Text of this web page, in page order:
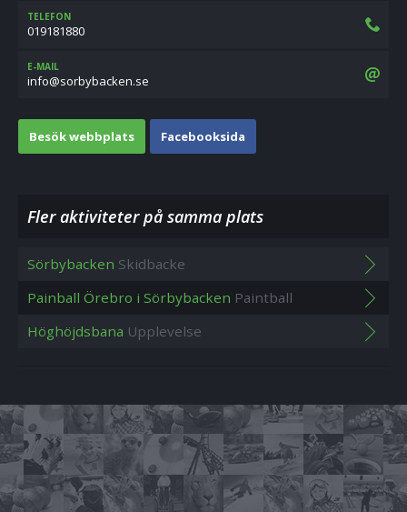
TELEFON
019181880
E-MAIL
es.nekcabybros@ofni
Besök webbplats Facebooksida
Fler aktiviteter på samma plats
Sörbybacken Skidbacke
Painball Örebro i Sörbybacken Paintball
Höghöjdsbana Upplevelse